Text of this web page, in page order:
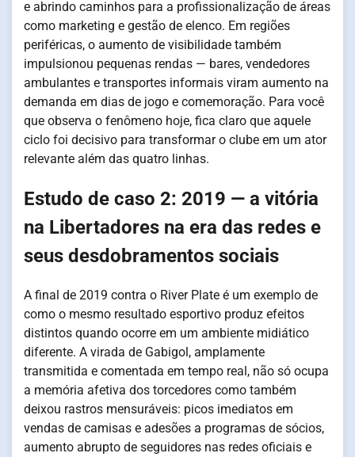
e abrindo caminhos para a profissionalização de áreas
como marketing e gestão de elenco. Em regiões
periféricas, o aumento de visibilidade também
impulsionou pequenas rendas — bares, vendedores
ambulantes e transportes informais viram aumento na
demanda em dias de jogo e comemoração. Para você
que observa o fenômeno hoje, fica claro que aquele
ciclo foi decisivo para transformar o clube em um ator
relevante além das quatro linhas.
Estudo de caso 2: 2019 — a vitória
na Libertadores na era das redes e
seus desdobramentos sociais
A final de 2019 contra o River Plate é um exemplo de
como o mesmo resultado esportivo produz efeitos
distintos quando ocorre em um ambiente midiático
diferente. A virada de Gabigol, amplamente
transmitida e comentada em tempo real, não só ocupa
a memória afetiva dos torcedores como também
deixou rastros mensuráveis: picos imediatos em
vendas de camisas e adesões a programas de sócios,
aumento abrupto de seguidores nas redes oficiais e